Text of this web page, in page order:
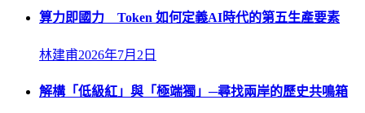
算力即國力 Token 如何定義AI時代的第五生產要素
林建甫2026年7月2日
解構「低級紅」與「極端獨」─尋找兩岸的歷史共鳴箱